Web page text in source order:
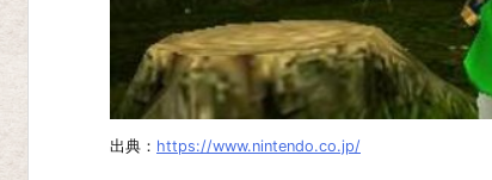
ー
ス
2
ト
出典： https://www.nintendo.co.jp/